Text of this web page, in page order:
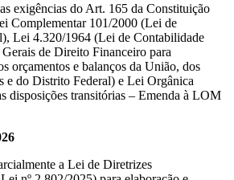
exigências do Art. 165 da Constituição
Complementar 101/2000 (Lei de
Lei 4.320/1964 (Lei de Contabilidade
de Direito Financeiro para
orçamentos e balanços da União, dos
e do Distrito Federal) e Lei Orgânica
disposições transitórias – Emenda à LOM
a Lei de Diretrizes